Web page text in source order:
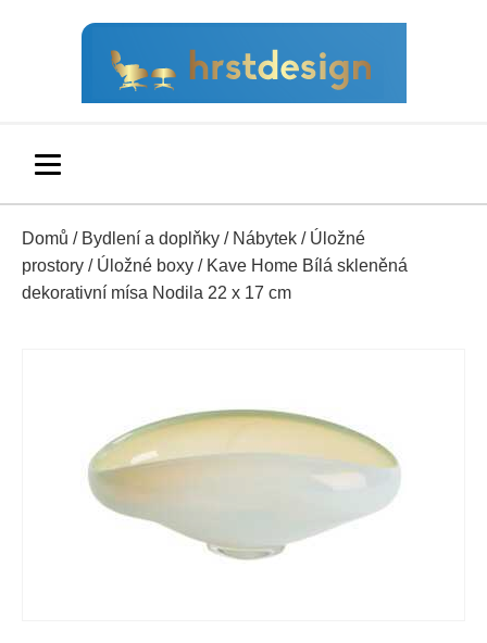
Domů / Bydlení a doplňky / Nábytek / Úložné
prostory / Úložné boxy / Kave Home Bílá skleněná
dekorativní mísa Nodila 22 x 17 cm